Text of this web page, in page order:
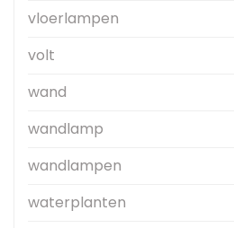
vloerlampen
volt
wand
wandlamp
wandlampen
waterplanten